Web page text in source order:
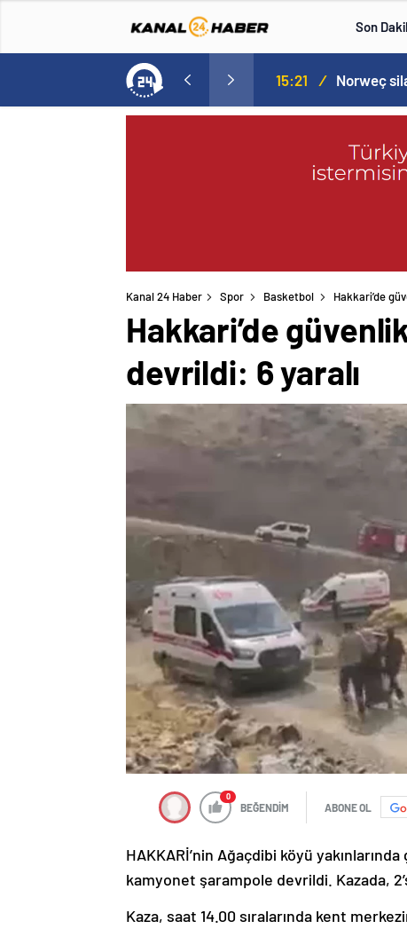
Son
Norweç silahlı kuvvetleri kadınlardan oluşan özel kuvvetler eğitimlerini başlattı. 15:20 /
Kanal 24 Haber Spor Basketbol Hakkari’de
Hakkari’de
devrildi: 6 yaralı
0
BEĞENDİM ABONE OL
HAKKARİ’nin Ağaçdibi köyü
kamyonet şarampole devrildi. Kazada,
Kaza, saat 14.00 sıralarında kent